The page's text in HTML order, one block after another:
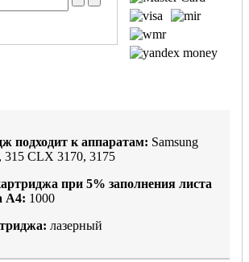
подходит к аппаратам: Samsung
315 CLX 3170, 3175
при 5% заполнения листа
А4: 1000
лазерный